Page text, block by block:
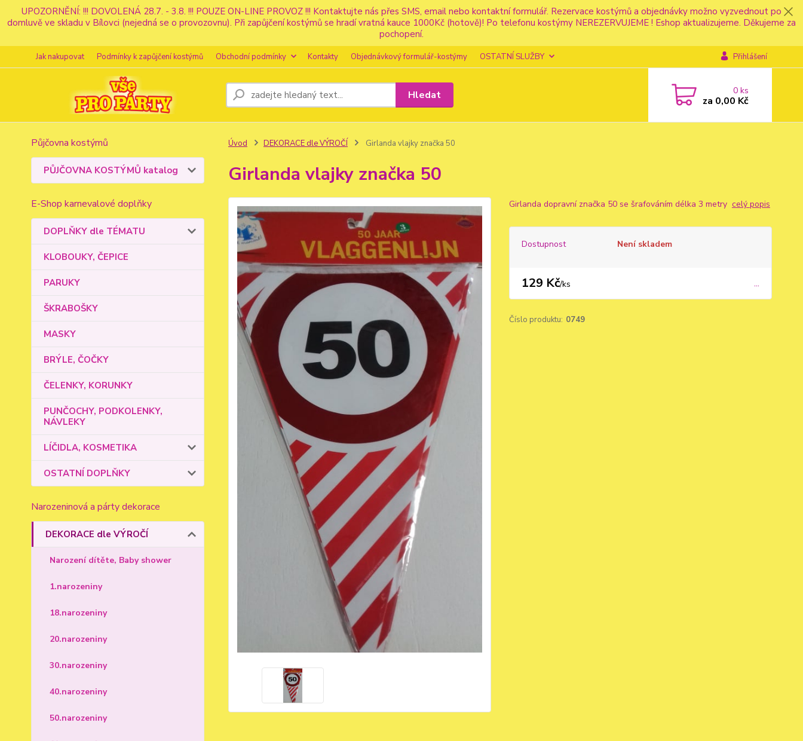
UPOZORNĚNÍ: !!! DOVOLENÁ 28.7. - 3.8. !!! POUZE ON-LINE PROVOZ !!! Kontaktujte nás přes SMS, email nebo kontaktní formulář. Rezervace kostýmů a objednávky možno vyzvednout po
domluvě ve skladu v Bílovci (nejedná se o provozovnu). Při zapůjčení kostýmů se hradí vratná kauce 1000Kč (hotově)! Po telefonu kostýmy NEREZERVUJEME ! Eshop aktualizujeme. Děkujeme za
pochopení.
Jak nakupovat Podmínky k zapůjčení kostýmů Obchodní podmínky Kontakty Objednávkový formulář-kostýmy OSTATNÍ SLUŽBY Přihlášení
Hledat 0ks
za 0,00 Kč
Půjčovna kostýmů
PŮJČOVNA KOSTÝMŮ katalog
E-Shop karnevalové doplňky
DOPLŇKY dle TÉMATU
KLOBOUKY, ČEPICE
PARUKY
ŠKRABOŠKY
MASKY
BRÝLE, ČOČKY
ČELENKY, KORUNKY
PUNČOCHY, PODKOLENKY,
NÁVLEKY
LÍČIDLA, KOSMETIKA
OSTATNÍ DOPLŇKY
Narozeninová a párty dekorace
DEKORACE dle VÝROČÍ
Narození dítěte, Baby shower
1.narozeniny
18.narozeniny
20.narozeniny
30.narozeniny
40.narozeniny
50.narozeniny
Úvod DEKORACE dle VÝROČÍ Girlanda vlajky značka 50
Girlanda vlajky značka 50
Girlanda dopravní značka 50 se šrafováním délka 3 metry celý popis
Dostupnost Není skladem
129 Kč/ks ...
Číslo produktu: 0749